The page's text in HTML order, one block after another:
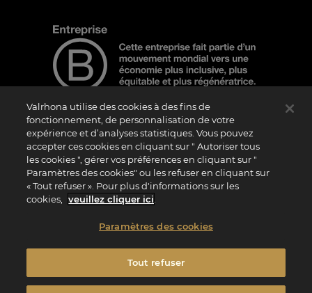
Note d'information
Le logo “Certified B Corporation” est attribué par B Lab, une organisation privée à
but non lucratif, aux entreprises qui, comme la nôtre, ont réalisé avec succès le B
Impact Assessment (“BIA”) et répondent aux exigences de B Lab en matière de
performance sociale et environnementale, de responsabilité et de transparence. Il
est précisé que B Lab n’est pas un organisme d’évaluation de la conformité au sens
du règlement (UE) n° 765/2008, ni un organisme de normalisation national,
ou d’autres organismes de normalisation, et ils ne sont pas ratifiés par des
Accessibilité : partiellement conforme à 72%
Vie Privée
Valrhona utilise des cookies à des fins de
fonctionnement, de personnalisation de votre
expérience et d’analyses statistiques. Vous pouvez
accepter ces cookies en cliquant sur " Autoriser tous
les cookies ", gérer vos préférences en cliquant sur "
Paramètres des cookies" ou les refuser en cliquant sur
« Tout refuser ». Pour plus d'informations sur les
cookies,
veuillez cliquer ici
Paramètres des cookies
Tout refuser